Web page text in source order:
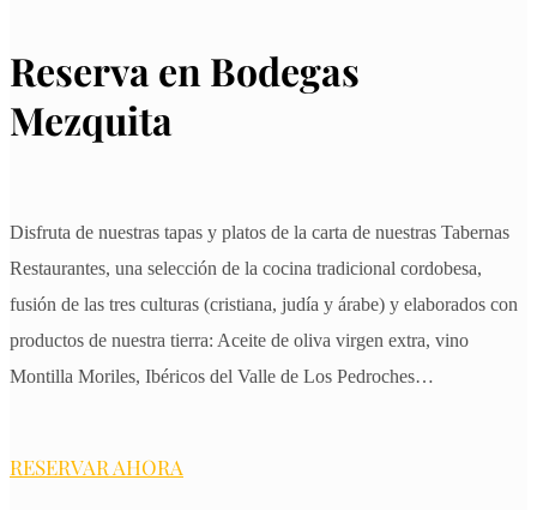
Reserva en Bodegas
Mezquita
Disfruta de nuestras tapas y platos de la carta de nuestras Tabernas
Restaurantes, una selección de la cocina tradicional cordobesa,
fusión de las tres culturas (cristiana, judía y árabe) y elaborados con
productos de nuestra tierra: Aceite de oliva virgen extra, vino
Montilla Moriles, Ibéricos del Valle de Los Pedroches…
RESERVAR AHORA